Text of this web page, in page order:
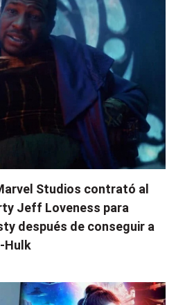
Studios contrató al
Jeff Loveness para
después de conseguir a
Hulk